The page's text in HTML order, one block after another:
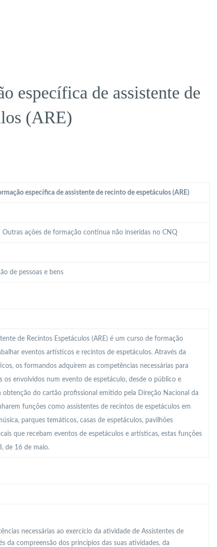
específica de assistente de
(ARE)
específica de assistente de recinto de espetáculos (ARE)
Outras ações de formação contínua não inseridas no CNQ
de pessoas e bens
de Recintos Espetáculos (ARE) é um curso de formação
eventos artísticos e recintos de espetáculos. Através da
os formandos adquirem as competências necessárias para
os envolvidos num evento de espetáculo, desde o público e
obtenção do cartão profissional emitido pela Direção Nacional da
funções como assistentes de recintos de espetáculos em
parques temáticos, casas de espetáculos, pavilhões
que recebam eventos de espetáculos e artísticas, estas funções
de 16 de maio.
necessárias ao exercício da atividade de Assistentes de
da compreensão dos princípios das suas atividades, da